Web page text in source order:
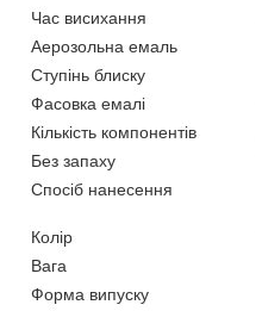
Час висихання
Аерозольна емаль
Ступінь блиску
Фасовка емалі
Кількість компонентів
Без запаху
Спосіб нанесення
Колір
Вага
Форма випуску